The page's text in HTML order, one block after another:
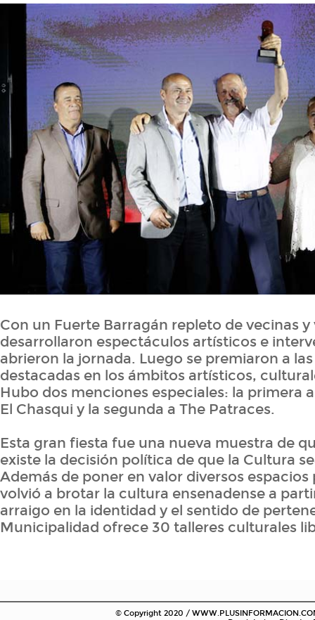
Con un Fuerte Barragán repleto de vecinas y
desarrollaron espectáculos artísticos e
abrieron la jornada. Luego se premiaron a
destacadas en los ámbitos artísticos,
Hubo dos menciones especiales: la primera
El Chasqui y la segunda a The Patraces.
Esta gran fiesta fue una nueva muestra de
existe la decisión política de que la Cultura
Además de poner en valor diversos
volvió a brotar la cultura ensenadense a
arraigo en la identidad y el sentido de
Municipalidad ofrece 30 talleres culturales
© Copyright 2020 /